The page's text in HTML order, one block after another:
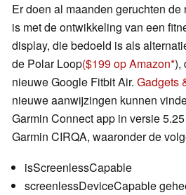
Er doen al maanden geruchten
is met de ontwikkeling van een
display, die bedoeld is als
de Polar Loop($199 op Amazon ),
nieuwe Google Fitbit Air. Gadgets
nieuwe aanwijzingen kunnen
Garmin Connect app in versie
Garmin CIRQA, waaronder de
isScreenlessCapable
screenlessDeviceCapable